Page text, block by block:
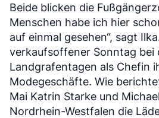
Beide blicken die
Menschen habe ich hier
auf einmal gesehen“, sagt
verkaufsoffener Sonntag bei
Landgrafentagen als Chefin
Modegeschäfte. Wie
Mai Katrin Starke und
Nordrhein-Westfalen die